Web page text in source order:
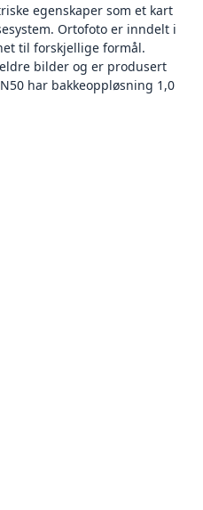
egenskaper som et kart
Ortofoto er inndelt i
til forskjellige formål.
bilder og er produsert
har bakkeoppløsning 1,0